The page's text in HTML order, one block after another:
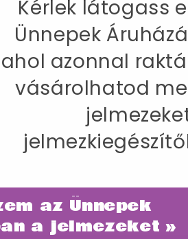
Nadrággal és
83 cm
az Ünnepek
a jelmezeket »
Kérlek látogass
Ünnepek
ahol azonnal
vásárolhatod